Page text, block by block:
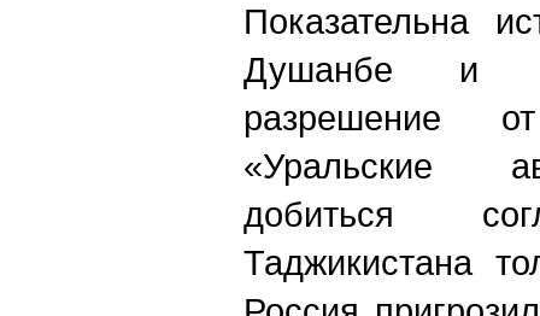
Показательна
Душанбе и
разрешение
«Уральские
добиться
Таджикистана